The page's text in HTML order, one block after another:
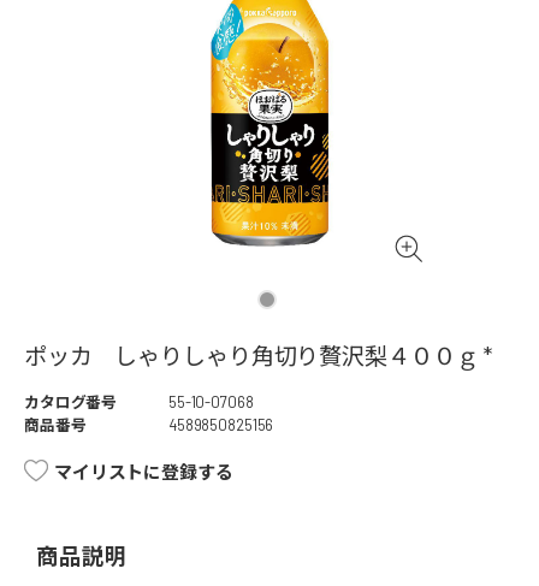
ポッカ しゃりしゃり角切り贅沢梨４００ｇ *
カタログ番号
55-10-07068
商品番号
4589850825156
マイリストに登録する
商品説明